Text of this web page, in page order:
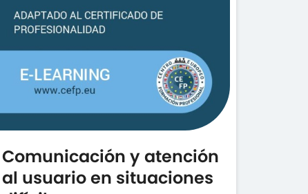
Comunicación y atención
al usuario en situaciones